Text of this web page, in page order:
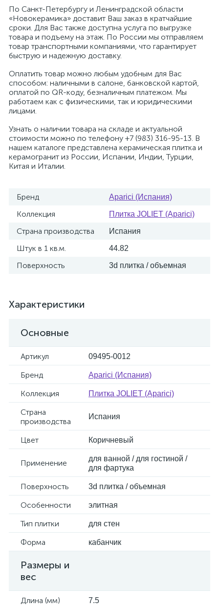
По Санкт-Петербургу и Ленинградской области
«Новокерамика» доставит Ваш заказ в кратчайшие
сроки. Для Вас также доступна услуга по выгрузке
товара и подъему на этаж. По России мы отправляем
товар транспортными компаниями, что гарантирует
быструю и надежную доставку.
Оплатить товар можно любым удобным для Вас
способом: наличными в салоне, банковской картой,
оплатой по QR-коду, безналичным платежом. Мы
работаем как с физическими, так и юридическими
лицами.
Узнать о наличии товара на складе и актуальной
стоимости можно по телефону +7 (983) 316-95-13. В
нашем каталоге представлена керамическая плитка и
керамогранит из России, Испании, Индии, Турции,
Китая и Италии.
Бренд Aparici (Испания)
Коллекция Плитка JOLIET (Aparici)
Страна производства Испания
Штук в 1 кв.м. 44.82
Поверхность 3d плитка / объемная
Характеристики
Основные
Артикул 09495-0012
Бренд Aparici (Испания)
Коллекция Плитка JOLIET (Aparici)
Страна
производства
Испания
Цвет Коричневый
Применение
для ванной / для гостиной /
для фартука
Поверхность 3d плитка / объемная
Особенности элитная
Тип плитки для стен
Форма кабанчик
Размеры и
вес
Длина (мм) 7.5